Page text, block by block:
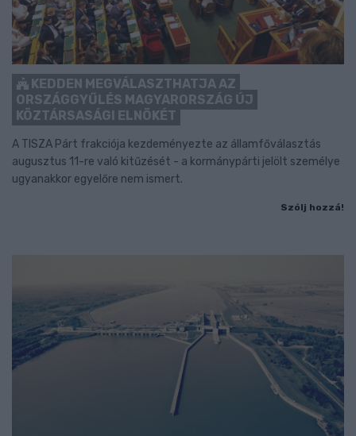
KEDDEN MEGVÁLASZTHATJA AZ
ORSZÁGGYŰLÉS MAGYARORSZÁG ÚJ
KÖZTÁRSASÁGI ELNÖKÉT
A TISZA Párt frakciója kezdeményezte az államfőválasztás
augusztus 11-re való kitűzését - a kormánypárti jelölt személye
ugyanakkor egyelőre nem ismert.
Szólj hozzá!